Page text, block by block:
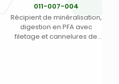
011-007-004
Récipient de minéralisation,
digestion en PFA avec
filetage et cannelures de